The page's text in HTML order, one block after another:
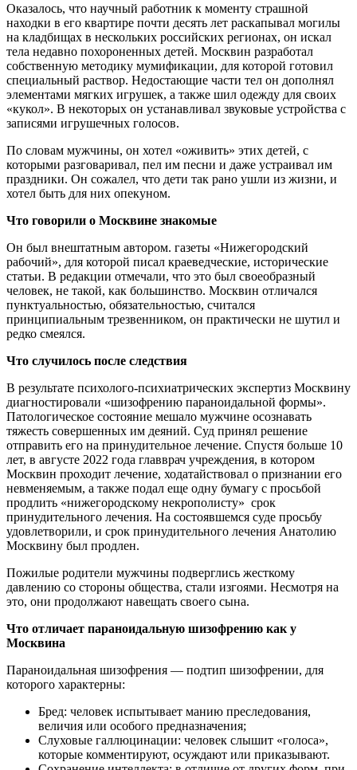
Оказалось, что научный работник к моменту страшной
находки в его квартире почти десять лет раскапывал могилы
на кладбищах в нескольких российских регионах, он искал
тела недавно похороненных детей. Москвин разработал
собственную методику мумификации, для которой готовил
специальный раствор. Недостающие части тел он дополнял
элементами мягких игрушек, а также шил одежду для своих
«кукол». В некоторых он устанавливал звуковые устройства с
записями игрушечных голосов.
По словам мужчины, он хотел «оживить» этих детей, с
которыми разговаривал, пел им песни и даже устраивал им
праздники. Он сожалел, что дети так рано ушли из жизни, и
хотел быть для них опекуном.
Что говорили о Москвине знакомые
Он был внештатным автором. газеты «Нижегородский
рабочий», для которой писал краеведческие, исторические
статьи. В редакции отмечали, что это был своеобразный
человек, не такой, как большинство. Москвин отличался
пунктуальностью, обязательностью, считался
принципиальным трезвенником, он практически не шутил и
редко смеялся.
Что случилось после следствия
В результате психолого-психиатрических экспертиз Москвину
диагностировали «шизофрению параноидальной формы».
Патологическое состояние мешало мужчине осознавать
тяжесть совершенных им деяний. Суд принял решение
отправить его на принудительное лечение. Спустя больше 10
лет, в августе 2022 года главврач учреждения, в котором
Москвин проходит лечение, ходатайствовал о признании его
невменяемым, а также подал еще одну бумагу с просьбой
продлить «нижегородскому некрополисту» срок
принудительного лечения. На состоявшемся суде просьбу
удовлетворили, и срок принудительного лечения Анатолию
Москвину был продлен.
Пожилые родители мужчины подверглись жесткому
давлению со стороны общества, стали изгоями. Несмотря на
это, они продолжают навещать своего сына.
Что отличает параноидальную шизофрению как у
Москвина
Параноидальная шизофрения — подтип шизофрении, для
которого характерны:
Бред: человек испытывает манию преследования,
величия или особого предназначения;
Слуховые галлюцинации: человек слышит «голоса»,
которые комментируют, осуждают или приказывают.